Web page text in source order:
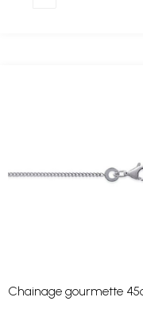
Chainage gourmette